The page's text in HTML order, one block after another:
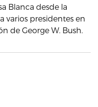
Blanca desde la
varios presidentes en
de George W. Bush.